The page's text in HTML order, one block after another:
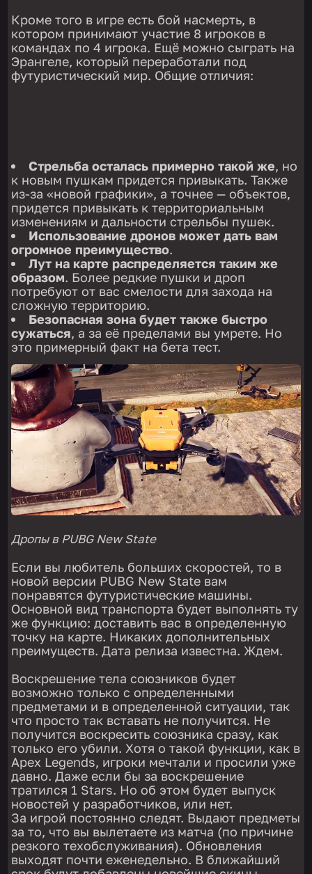
Кроме того в игре есть бой насмерть, в
котором принимают участие 8 игроков в
командах по 4 игрока. Ещё можно сыграть на
Эрангеле, который переработали под
футуристический мир. Общие отличия:
Стрельба осталась примерно такой же, но
к новым пушкам придется привыкать. Также
из-за «новой графики», а точнее — объектов,
придется привыкать к территориальным
изменениям и дальности стрельбы пушек.
Использование дронов может дать вам
огромное преимущество.
Лут на карте распределяется таким же
образом. Более редкие пушки и дроп
потребуют от вас смелости для захода на
сложную территорию.
Безопасная зона будет также быстро
сужаться, а за её пределами вы умрете. Но
это примерный факт на бета тест.
Дропы в PUBG New State
Если вы любитель больших скоростей, то в
новой версии PUBG New State вам
понравятся футуристические машины.
Основной вид транспорта будет выполнять ту
же функцию: доставить вас в определенную
точку на карте. Никаких дополнительных
преимуществ. Дата релиза известна. Ждем.
Воскрешение тела союзников будет
возможно только с определенными
предметами и в определенной ситуации, так
что просто так вставать не получится. Не
получится воскресить союзника сразу, как
только его убили. Хотя о такой функции, как в
Apex Legends, игроки мечтали и просили уже
давно. Даже если бы за воскрешение
тратился 1 Stars. Но об этом будет выпуск
новостей у разработчиков, или нет.
За игрой постоянно следят. Выдают предметы
за то, что вы вылетаете из матча (по причине
резкого техобслуживания). Обновления
выходят почти еженедельно. В ближайший